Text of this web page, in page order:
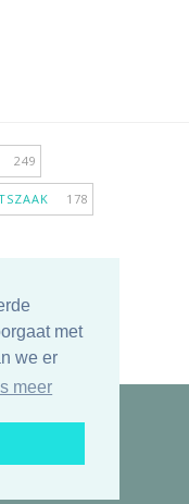
met
we er
meer
249
178
Jeugd